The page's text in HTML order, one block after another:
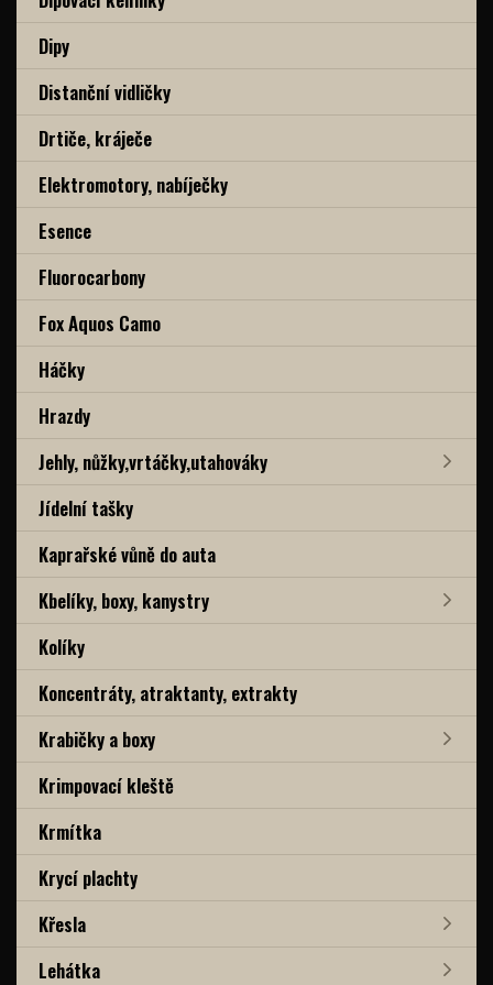
Dipy
Distanční vidličky
Drtiče, kráječe
Elektromotory, nabíječky
Esence
Fluorocarbony
Fox Aquos Camo
Háčky
Hrazdy
Jehly, nůžky,vrtáčky,utahováky
Jídelní tašky
Kaprařské vůně do auta
Kbelíky, boxy, kanystry
Kolíky
Koncentráty, atraktanty, extrakty
Krabičky a boxy
Krimpovací kleště
Krmítka
Krycí plachty
Křesla
Lehátka